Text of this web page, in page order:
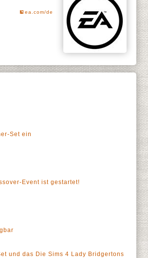
ea.com/de
Set ein
Event ist gestartet!
und das Die Sims 4 Lady Bridgertons